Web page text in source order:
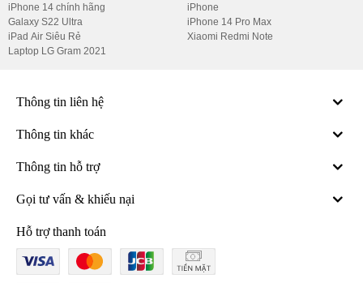
iPhone 14 chính hãng
Galaxy S22 Ultra
iPad Air Siêu Rẻ
Laptop LG Gram 2021
iPhone
iPhone 14 Pro Max
Xiaomi Redmi Note
Thông tin liên hệ
Thông tin khác
Thông tin hỗ trợ
Gọi tư vấn & khiếu nại
Hỗ trợ thanh toán